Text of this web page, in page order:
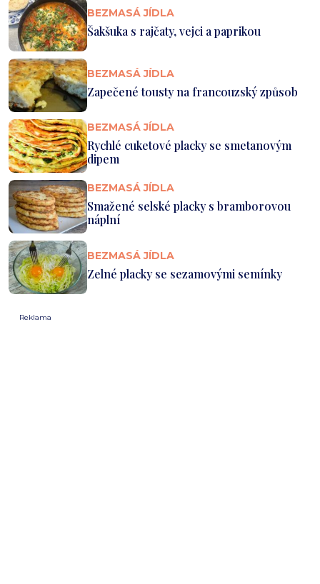
BEZMASÁ JÍDLA
Šakšuka s rajčaty, vejci a paprikou
BEZMASÁ JÍDLA
Zapečené tousty na francouzský způsob
BEZMASÁ JÍDLA
Rychlé cuketové placky se smetanovým
dipem
BEZMASÁ JÍDLA
Smažené selské placky s bramborovou
náplní
BEZMASÁ JÍDLA
Zelné placky se sezamovými semínky
Reklama